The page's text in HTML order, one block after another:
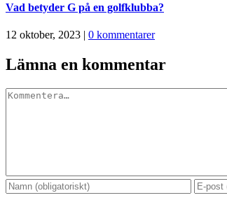
Vad betyder G på en golfklubba?
12 oktober, 2023 | 0 kommentarer
Lämna en kommentar
Kommentar